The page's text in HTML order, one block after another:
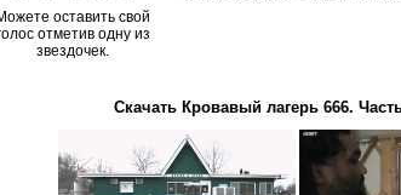
оставить свой
отметив одну из
звездочек.
Скачать Кровавый лагерь 666.